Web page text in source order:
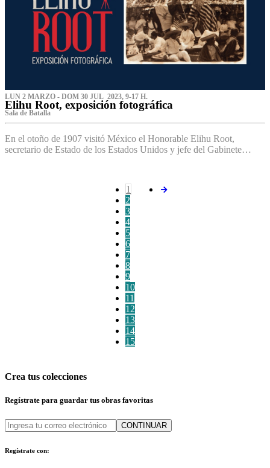
LUN 2 MARZO - DOM 30 JUL 2023, 9-17 H.
Elihu Root, exposición fotográfica
Sala de Batalla
En el otoño de 1907 visitó México el Honorable Elihu Root,
secretario de Estado de los Estados Unidos y jefe del Gabinete…
1
2
3
4
5
6
7
8
9
10
11
12
13
14
15
Crea tus colecciones
Regístrate para guardar tus obras favoritas
CONTINUAR
Regístrate con: